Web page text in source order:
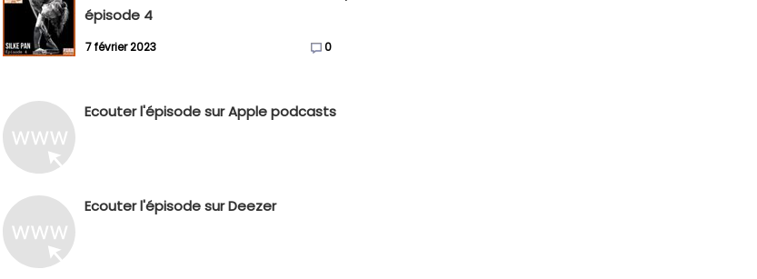
épisode 4
7 février 2023 0
Ecouter l'épisode sur Apple podcasts
Ecouter l'épisode sur Deezer